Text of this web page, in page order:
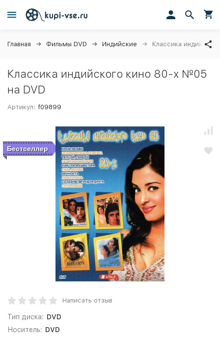
Главная Фильмы DVD Индийские Классика
Классика индийского кино 80-х №05
на DVD
Артикул: f09899
Бестселлер
Написать отзыв
Тип диска: DVD
Носитель: DVD